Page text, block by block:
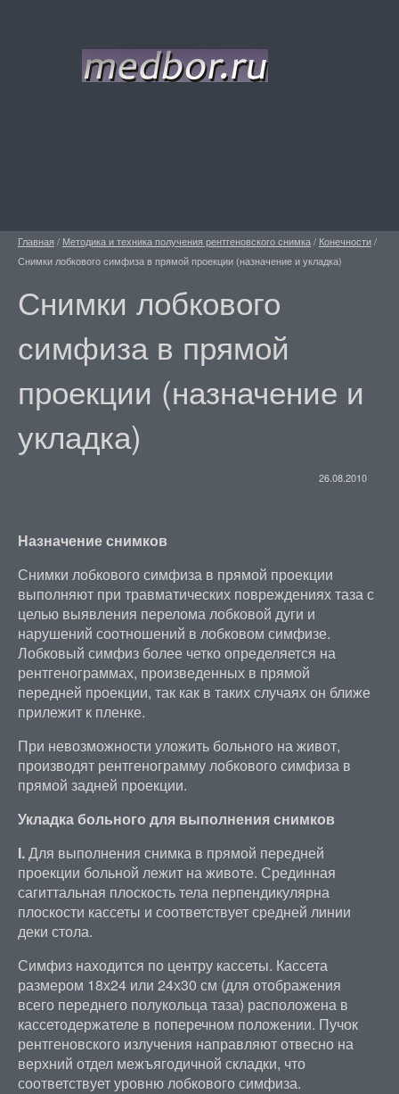
Главная / Методика и техника получения рентгеновского снимка/ Конечности/
Снимки лобкового симфиза в прямой проекции (назначение и укладка)
Снимки лобкового
симфиза в прямой
проекции (назначение и
укладка)
26.08.2010
Назначение снимков
Снимки лобкового симфиза в прямой проекции
выполняют при травматических повреждениях таза с
целью выявления перелома лобковой дуги и
нарушений соотношений в лобковом симфизе.
Лобковый симфиз более четко определяется на
рентгенограммах, произведенных в прямой
передней проекции, так как в таких случаях он ближе
прилежит к пленке.
При невозможности уложить больного на живот,
производят рентгенограмму лобкового симфиза в
прямой задней проекции.
Укладка больного для выполнения снимков
I.Для выполнения снимка в прямой передней
проекции больной лежит на животе. Срединная
сагиттальная плоскость тела перпендикулярна
плоскости кассеты и соответствует средней линии
деки стола.
Симфиз находится по центру кассеты. Кассета
размером 18х24 или 24х30 см (для отображения
всего переднего полукольца таза) расположена в
кассетодержателе в поперечном положении. Пучок
рентгеновского излучения направляют отвесно на
верхний отдел межъягодичной складки, что
соответствует уровню лобкового симфиза.